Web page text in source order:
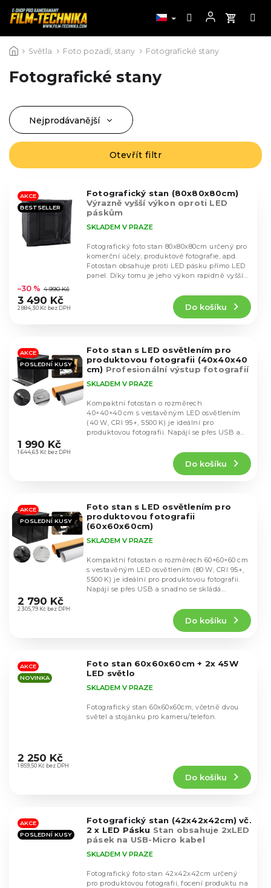
na
Světla Foto pozadí, stany Fotografické stany
Fotografické stany
Ř
a
z
e
Nejprodávanější
Nejlevnější
Otevřít filtr
V
AKCE
BESTSELLER
Fotografický stan (80x80x80cm)
Výrazně vyšší výkon oproti LED
páskům
hodnocení
produktu
je
hvězdiček.
SKLADEM V PRAZE
2 884,30 Kč bez DPH
–30 % 4 990 Kč
3 490 Kč
Do košíku
Fotografický foto stan 80x80x80cm určený pro
komerční účely, produktové fotografie, apd.
Fotostan obsahuje proti LED pásku přímo LED
panel. Díky tomu je jeho výkon rapidně vyšší...
AKCE
POSLEDNÍ KUSY
Foto stan s LED osvětlením pro
produktovou fotografii (40x40x40
cm) Profesionální výstup fotografií
hodnocení
produktu
hvězdiček.
SKLADEM V PRAZE
1 644,63 Kč bez DPH
1 990 Kč
Do košíku
Kompaktní fotostan o rozměrech
40×40×40 cm s vestavěným LED osvětlením
(40 W, CRI 95+, 5500 K) je ideální pro
produktovou fotografii. Napájí se přes USB a
AKCE
POSLEDNÍ KUSY
Foto stan s LED osvětlením pro
produktovou fotografii
(60x60x60cm)
hodnocení
produktu
hvězdiček.
SKLADEM V PRAZE
2 305,79 Kč bez DPH
2 790 Kč
Do košíku
Kompaktní fotostan o rozměrech 60×60×60 cm
s vestavěným LED osvětlením (80 W, CRI 95+,
5500 K) je ideální pro produktovou fotografii.
Napájí se přes USB a snadno se skládá...
AKCE
NOVINKA
Foto stan 60x60x60cm + 2x 45W
LED světlo
hodnocení
produktu
hvězdiček.
SKLADEM V PRAZE
1 859,50 Kč bez DPH
2 250 Kč
Do košíku
Fotografický stan 60x60x60cm, včetně dvou
světel a stojánku pro kameru/telefon.
AKCE
POSLEDNÍ KUSY
Fotografický stan (42x42x42cm) vč.
2 x LED Pásku Stan obsahuje 2xLED
pásek na USB-Micro kabel
SKLADEM V PRAZE
Fotografický foto stan 42x42x42cm určený
pro produktovou fotografii, focení produktu na